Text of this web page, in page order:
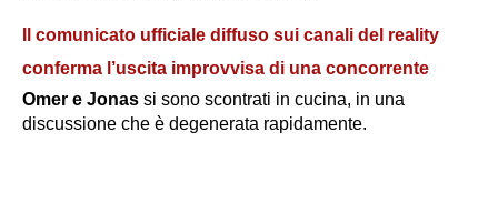
Il comunicato ufficiale diffuso sui canali del reality
conferma l’uscita improvvisa di una concorrente
Omer e Jonas si sono scontrati in cucina, in una
discussione che è degenerata rapidamente.